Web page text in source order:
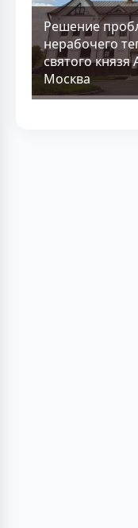
Решение
нерабочего
святого князя
Москва